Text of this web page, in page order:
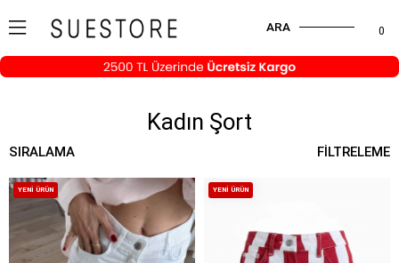
0
ARA
Kadın Şort
FILTRELEME
SIRALAMA
YENI ÜRÜN YENI ÜRÜN